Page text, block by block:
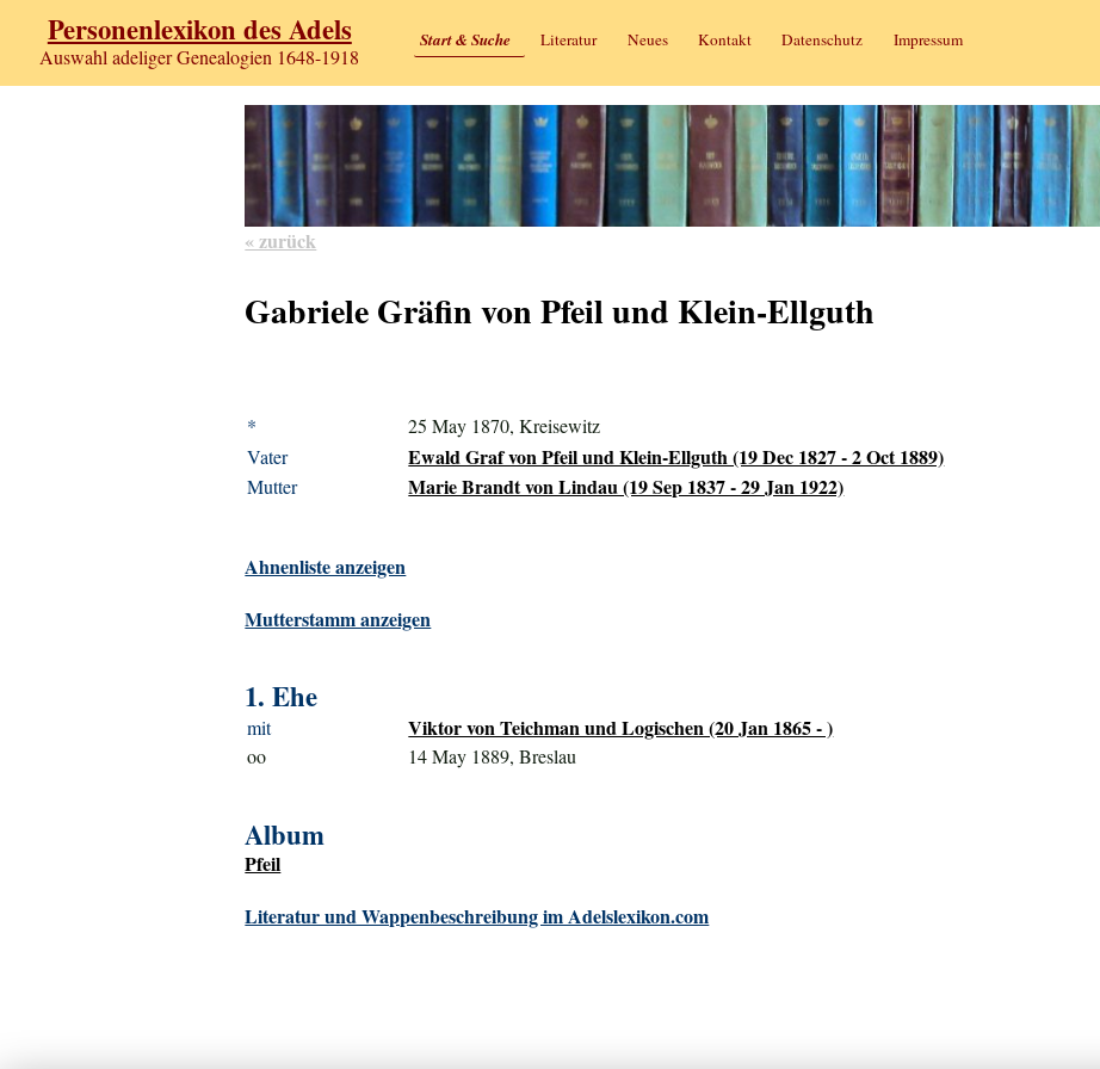
Personenlexikon des Adels
Auswahl adeliger Genealogien 1648-1918
Start & Suche Literatur Neues Kontakt Datenschutz Impressum
« zurück
Gabriele Gräfin von Pfeil und Klein-Ellguth
*
25 May 1870, Kreisewitz
Vater
Ewald Graf von Pfeil und Klein-Ellguth (19 Dec 1827 - 2 Oct 1889)
Mutter Marie Brandt von Lindau (19 Sep 1837 - 29 Jan 1922)
Ahnenliste anzeigen
Mutterstamm anzeigen
1. Ehe
mit Viktor von Teichman und Logischen (20 Jan 1865 - )
oo 14 May 1889, Breslau
Album
Pfeil
Literatur und Wappenbeschreibung im Adelslexikon.com